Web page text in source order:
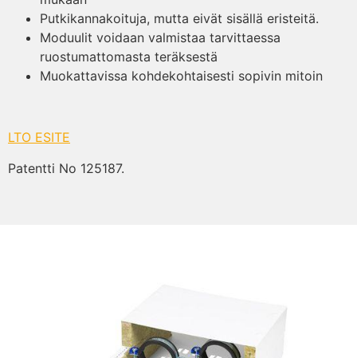
Putkikannakoituja, mutta eivät sisällä eristeitä.
Moduulit voidaan valmistaa tarvittaessa
ruostumattomasta teräksestä
Muokattavissa kohdekohtaisesti sopivin mitoin
LTO ESITE
Patentti No 125187.